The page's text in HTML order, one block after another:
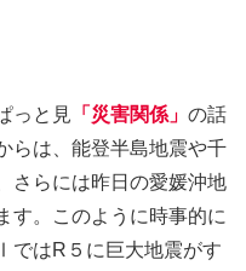
っと見 「災害関係」 の話
らは、能登半島地震や千
さらには昨日の愛媛沖地
す。このように時事的に
ではR５に巨大地震がす